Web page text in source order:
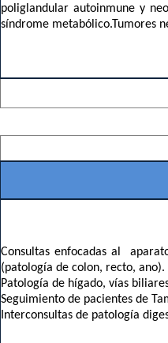
poliglandular autoinmune y
síndrome metabólico.Tumores
Consultas enfocadas al
(patología de colon, recto, ano).
Patología de hígado, vías
Seguimiento de pacientes de
Interconsultas de patología